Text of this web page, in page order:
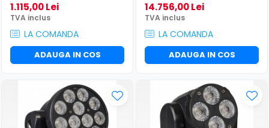
1.115,00 Lei
TVA inclus
LA COMANDA
ADAUGA IN COS
14.756,00 Lei
TVA inclus
LA COMANDA
ADAUGA IN COS